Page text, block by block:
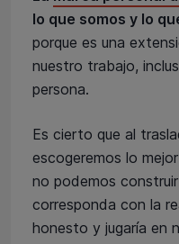
lo que somos y lo
porque es una
nuestro trabajo,
persona.
Es cierto que al
escogeremos lo
no podemos
corresponda con la
honesto y jugaría en